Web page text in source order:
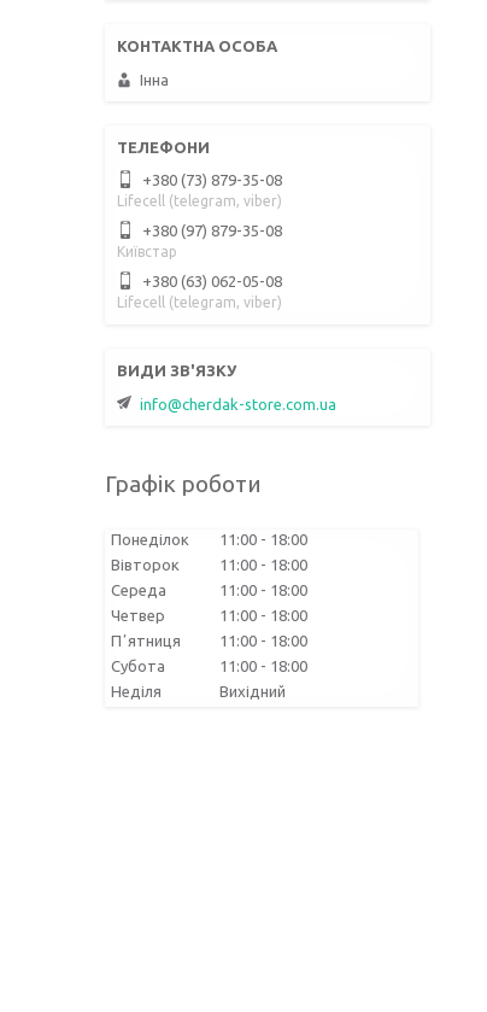
Інна
+380 (73) 879-35-08
Lifecell (telegram, viber)
+380 (97) 879-35-08
Київстар
+380 (63) 062-05-08
Lifecell (telegram, viber)
info@cherdak-store.com.ua
Графік роботи
Понеділок 11:00
18:00
Вівторок
11:00
18:00
Середа
11:00
18:00
Четвер
11:00
18:00
Пʼятниця
11:00
18:00
Субота
11:00
18:00
Неділя
Вихідний